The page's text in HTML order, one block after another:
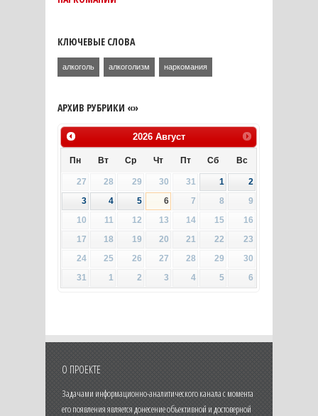
КЛЮЧЕВЫЕ СЛОВА
алкоголь алкоголизм наркомания
АРХИВ РУБРИКИ «»
2026 Август
Пн Вт Ср Чт Пт Сб Вс
27 28 29 30 31 1
2
3
4 5 6 7 8
9
10
11 12 13 14 15
16
17
18 19 20 21 22
23
24
25 26 27 28 29
30
31
1 2 3 4 5 6
О ПРОЕКТЕ
Задачами информационно-аналитического канала с момента
его появления является донесение объективной и достоверной